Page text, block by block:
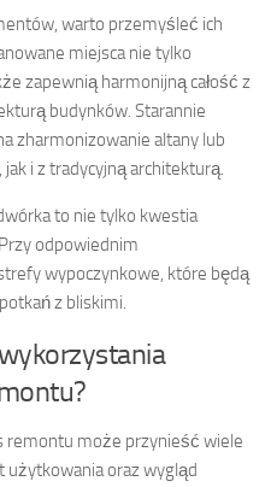
warto przemyśleć ich
miejsca nie tylko
zapewnią harmonijną całość z
budynków. Starannie
zharmonizowanie altany lub
i z tradycyjną architekturą.
to nie tylko kwestia
odpowiednim
wypoczynkowe, które będą
z bliskimi.
remontu może przynieść wiele
użytkowania oraz wygląd